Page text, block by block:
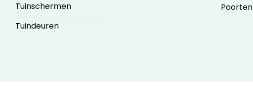
Tuinschermen
Tuindeuren
Poorten